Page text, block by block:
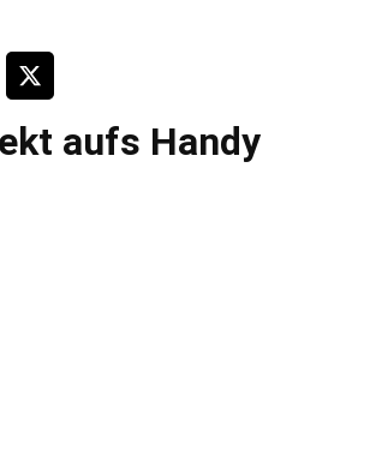
aufs Handy